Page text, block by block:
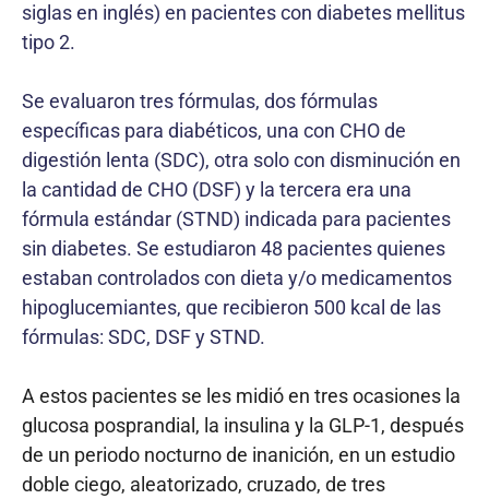
siglas en inglés) en pacientes con diabetes mellitus
tipo 2.
Se evaluaron tres fórmulas, dos fórmulas
específicas para diabéticos, una con CHO de
digestión lenta (SDC), otra solo con disminución en
la cantidad de CHO (DSF) y la tercera era una
fórmula estándar (STND) indicada para pacientes
sin diabetes. Se estudiaron 48 pacientes quienes
estaban controlados con dieta y/o medicamentos
hipoglucemiantes, que recibieron 500 kcal de las
fórmulas: SDC, DSF y STND.
A estos pacientes se les midió en tres ocasiones la
glucosa posprandial, la insulina y la GLP-1, después
de un periodo nocturno de inanición, en un estudio
doble ciego, aleatorizado, cruzado, de tres